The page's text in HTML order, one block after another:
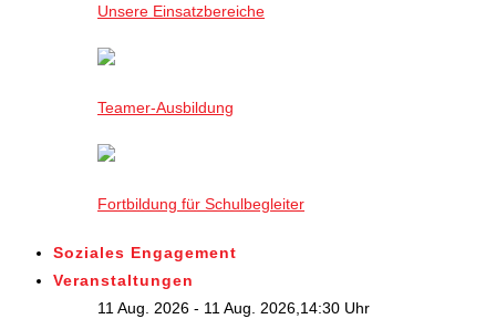
Unsere Einsatzbereiche
Teamer-Ausbildung
Fortbildung für Schulbegleiter
Soziales Engagement
Veranstaltungen
11 Aug. 2026 - 11 Aug. 2026,14:30 Uhr